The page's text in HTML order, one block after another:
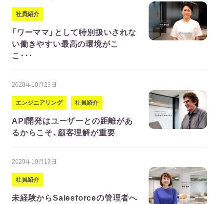
社員紹介
「ワーママ」として特別扱いされな
い働きやすい最高の環境がこ
こ･･･
2020年10月23日
エンジニアリング 社員紹介
API開発はユーザーとの距離があ
るからこそ、顧客理解が重要
2020年10月13日
社員紹介
未経験からSalesforceの管理者へ